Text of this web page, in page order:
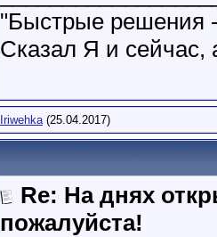
"Быстрые решения
Сказал Я и сейчас,
Iriwehka(25.04.2017)
Re: На днях
пожалуйста!